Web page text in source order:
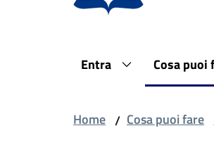
Entra Cosa puoi
Home / Cosa puoi fare